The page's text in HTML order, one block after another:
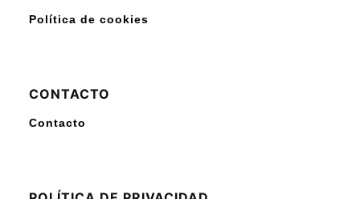
Política de cookies
CONTACTO
Contacto